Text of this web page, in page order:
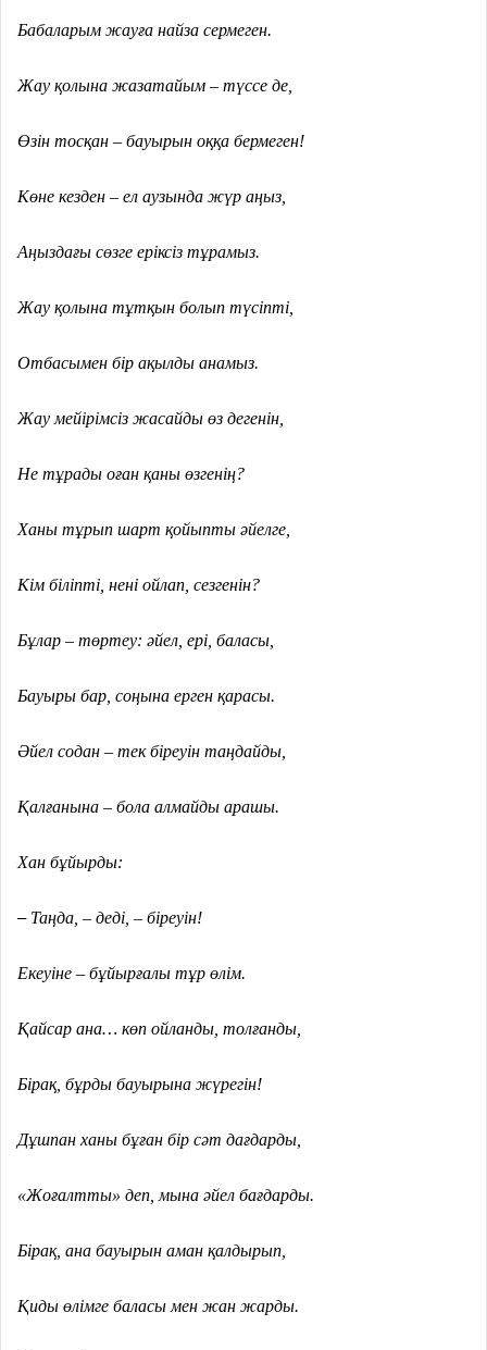
Бабаларым жауға найза сермеген.
Жау қолына жазатайым – түссе де,
Өзін тосқан – бауырын оққа бермеген!
Көне кезден – ел аузында жүр аңыз,
Аңыздағы сөзге еріксіз тұрамыз.
Жау қолына тұтқын болып түсіпті,
Отбасымен бір ақылды анамыз.
Жау мейірімсіз жасайды өз дегенін,
Не тұрады оған қаны өзгенің?
Ханы тұрып шарт қойыпты әйелге,
Кім біліпті, нені ойлап, сезгенін?
Бұлар – төртеу: әйел, ері, баласы,
Бауыры бар, соңына ерген қарасы.
Әйел содан – тек біреуін таңдайды,
Қалғанына – бола алмайды арашы.
Хан бұйырды:
– Таңда, – деді, – біреуін!
Екеуіне – бұйырғалы тұр өлім.
Қайсар ана… көп ойланды, толғанды,
Бірақ, бұрды бауырына жүрегін!
Дұшпан ханы бұған бір сәт дағдарды,
«Жоғалтты» деп, мына әйел бағдарды.
Бірақ, ана бауырын аман қалдырып,
Қиды өлімге баласы мен жан жарды.